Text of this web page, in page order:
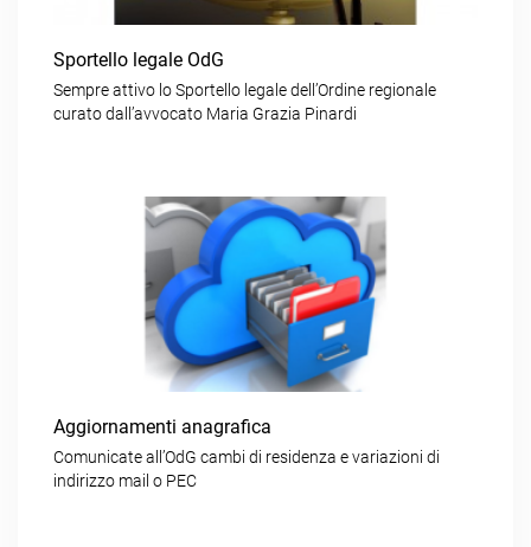
Sportello legale OdG
Sempre attivo lo Sportello legale dell’Ordine regionale
curato dall’avvocato Maria Grazia Pinardi
Aggiornamenti anagrafica
Comunicate all’OdG cambi di residenza e variazioni di
indirizzo mail o PEC